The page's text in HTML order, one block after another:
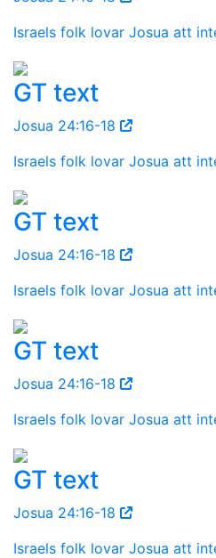
Israels folk lovar Josua att
GT text
Josua 24:16-18
Israels folk lovar Josua att
GT text
Josua 24:16-18
Israels folk lovar Josua att
GT text
Josua 24:16-18
Israels folk lovar Josua att
GT text
Josua 24:16-18
Israels folk lovar Josua att